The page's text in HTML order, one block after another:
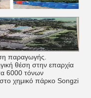
παραγωγής.
θέση στην επαρχία
6000 τόνων
χημικό πάρκο Songzi